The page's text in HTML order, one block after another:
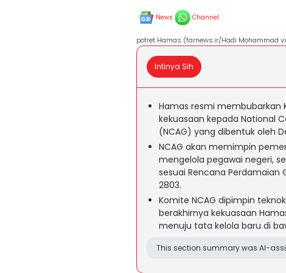
News Channel
potret Hamas (farnews.ir/Hadi Mohammad
Intinya Sih
Hamas resmi membubarkan
kekuasaan kepada National
(NCAG) yang dibentuk oleh
NCAG akan memimpin
mengelola pegawai negeri,
sesuai Rencana Perdamaian
2803.
Komite NCAG dipimpin
berakhirnya kekuasaan
menuju tata kelola baru di
This section summary was AI-